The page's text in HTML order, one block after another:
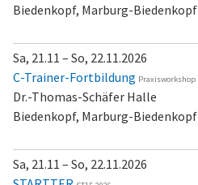
Biedenkopf, Marburg-Biedenkopf
Sa, 21.11 – So, 22.11.2026
C-Trainer-Fortbildung Praxisworkshop
Dr.-Thomas-Schäfer Halle
Biedenkopf, Marburg-Biedenkopf
Sa, 21.11 – So, 22.11.2026